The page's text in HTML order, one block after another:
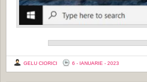
GELU CIORICI 6 - IANUARIE - 2023